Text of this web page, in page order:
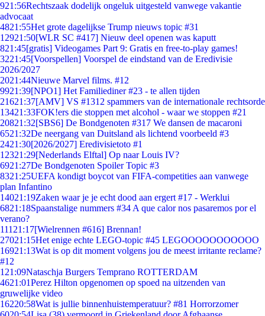
921:56Rechtszaak dodelijk ongeluk uitgesteld vanwege vakantie
advocaat
4821:55Het grote dagelijkse Trump nieuws topic #31
12921:50[WLR SC #417] Nieuw deel openen was kaputt
821:45[gratis] Videogames Part 9: Gratis en free-to-play games!
3221:45[Voorspellen] Voorspel de eindstand van de Eredivisie
2026/2027
2021:44Nieuwe Marvel films. #12
9921:39[NPO1] Het Familiediner #23 - te allen tijden
21621:37[AMV] VS #1312 spammers van de internationale rechtsorde
13421:33FOK!ers die stoppen met alcohol - waar we stoppen #21
20821:32[SBS6] De Bondgenoten #317 We dansen de macaroni
6521:32De neergang van Duitsland als lichtend voorbeeld #3
2421:30[2026/2027] Eredivisietoto #1
12321:29[Nederlands Elftal] Op naar Louis IV?
6921:27De Bondgenoten Spoiler Topic #3
8321:25UEFA kondigt boycot van FIFA-competities aan vanwege
plan Infantino
14021:19Zaken waar je je echt dood aan ergert #17 - Werklui
6821:18Spaanstalige nummers #34 A que calor nos pasaremos por el
verano?
111 21:17[Wielrennen #616] Brennan!
27021:15Het enige echte LEGO-topic #45 LEGOOOOOOOOOOO
16921:13Wat is op dit moment volgens jou de meest irritante reclame?
#12
1 21:09Nataschja Burgers Temprano ROTTERDAM
4621:01Perez Hilton opgenomen op spoed na uitzenden van
gruwelijke video
16220:58Wat is jullie binnenhuistemperatuur? #81 Horrorzomer